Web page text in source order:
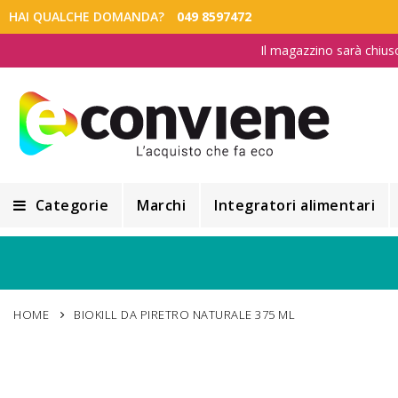
HAI QUALCHE DOMANDA? 049 8597472
Il magazzino sarà
Categorie
Alimentazione e Dietetica
Marchi Integratori alimentari
HOME BIOKILL DA PIRETRO NATURALE 375 ML